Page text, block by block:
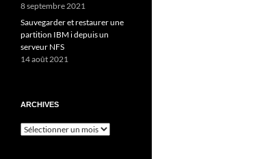
8 septembre 2021
Sauvegarder et restaurer une
partition IBM i depuis un
serveur NFS
14 août 2021
ARCHIVES
Archives